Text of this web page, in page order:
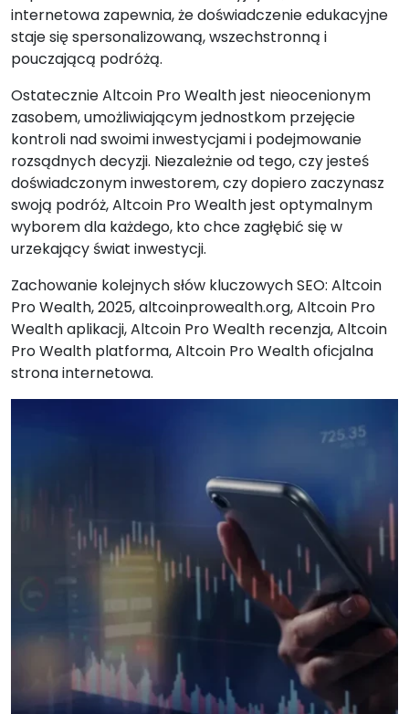
internetowa zapewnia, że doświadczenie edukacyjne
staje się spersonalizowaną, wszechstronną i
pouczającą podróżą.
Ostatecznie Altcoin Pro Wealth jest nieocenionym
zasobem, umożliwiającym jednostkom przejęcie
kontroli nad swoimi inwestycjami i podejmowanie
rozsądnych decyzji. Niezależnie od tego, czy jesteś
doświadczonym inwestorem, czy dopiero zaczynasz
swoją podróż, Altcoin Pro Wealth jest optymalnym
wyborem dla każdego, kto chce zagłębić się w
urzekający świat inwestycji.
Zachowanie kolejnych słów kluczowych SEO: Altcoin
Pro Wealth, 2025, altcoinprowealth.org, Altcoin Pro
Wealth aplikacji, Altcoin Pro Wealth recenzja, Altcoin
Pro Wealth platforma, Altcoin Pro Wealth oficjalna
strona internetowa.